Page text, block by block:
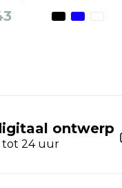
ontwerp
tot 24 uur